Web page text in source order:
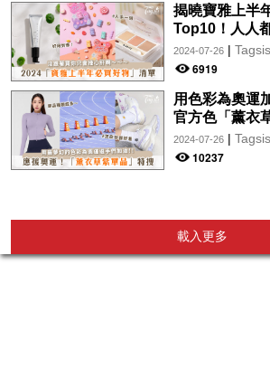
揭曉寶雅上半
Top10！人人
霧、保養品～
的好物♡
2024-07-26| Tagsis
6919
用色彩為奧運
官方色「薰衣
你從頭到腳、
2024-07-26| Tagsis
10237
載入更多